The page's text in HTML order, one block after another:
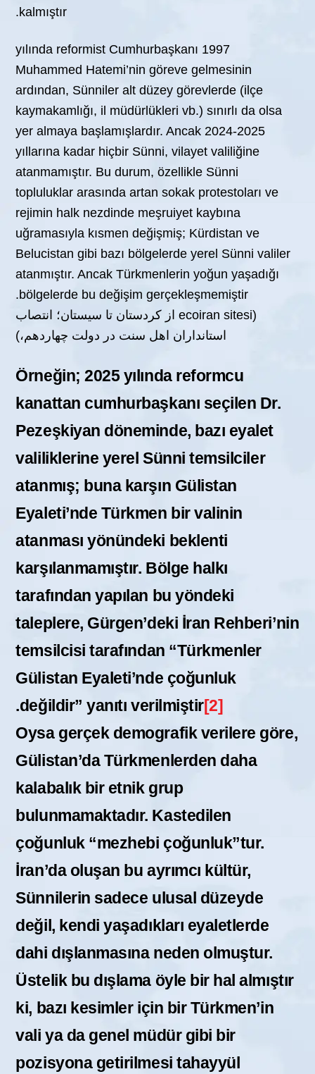
kalmıştır.
1997 yılında reformist Cumhurbaşkanı
Muhammed Hatemi’nin göreve gelmesinin
ardından, Sünniler alt düzey görevlerde (ilçe
kaymakamlığı, il müdürlükleri vb.) sınırlı da olsa
yer almaya başlamışlardır. Ancak 2024-2025
yıllarına kadar hiçbir Sünni, vilayet valiliğine
atanmamıştır. Bu durum, özellikle Sünni
topluluklar arasında artan sokak protestoları ve
rejimin halk nezdinde meşruiyet kaybına
uğramasıyla kısmen değişmiş; Kürdistan ve
Belucistan gibi bazı bölgelerde yerel Sünni valiler
atanmıştır. Ancak Türkmenlerin yoğun yaşadığı
bölgelerde bu değişim gerçekleşmemiştir.
(ecoiran sitesi از کردستان تا سیستان؛ انتصاب
استانداران اهل سنت در دولت چهاردهم،)
Örneğin; 2025 yılında reformcu
kanattan cumhurbaşkanı seçilen Dr.
Pezeşkiyan döneminde, bazı eyalet
valiliklerine yerel Sünni temsilciler
atanmış; buna karşın Gülistan
Eyaleti’nde Türkmen bir valinin
atanması yönündeki beklenti
karşılanmamıştır. Bölge halkı
tarafından yapılan bu yöndeki
taleplere, Gürgen’deki İran Rehberi’nin
temsilcisi tarafından “Türkmenler
Gülistan Eyaleti’nde çoğunluk
değildir” yanıtı verilmiştir[2]
.
Oysa gerçek demografik verilere göre,
Gülistan’da Türkmenlerden daha
kalabalık bir etnik grup
bulunmamaktadır. Kastedilen
çoğunluk “mezhebi çoğunluk”tur.
İran’da oluşan bu ayrımcı kültür,
Sünnilerin sadece ulusal düzeyde
değil, kendi yaşadıkları eyaletlerde
dahi dışlanmasına neden olmuştur.
Üstelik bu dışlama öyle bir hal almıştır
ki, bazı kesimler için bir Türkmen’in
vali ya da genel müdür gibi bir
pozisyona getirilmesi tahayyül